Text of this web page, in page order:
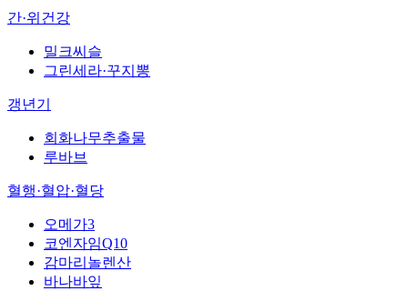
간·위건강
밀크씨슬
그린세라·꾸지뽕
갱년기
회화나무추출물
루바브
혈행·혈압·혈당
오메가3
코엔자임Q10
감마리놀렌산
바나바잎